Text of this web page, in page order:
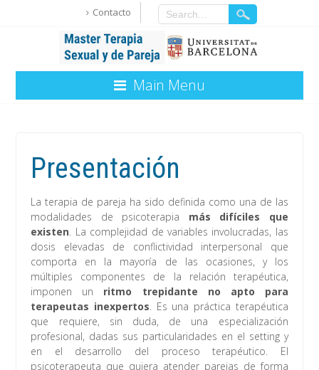
Contacto
Main Menu
Presentación
La terapia de pareja ha sido definida como una de las
modalidades de psicoterapia más difíciles que
existen. La complejidad de variables involucradas, las
dosis elevadas de conflictividad interpersonal que
comporta en la mayoría de las ocasiones, y los
múltiples componentes de la relación terapéutica,
imponen un ritmo trepidante no apto para
terapeutas inexpertos. Es una práctica terapéutica
que requiere, sin duda, de una especialización
profesional, dadas sus particularidades en el setting y
en el desarrollo del proceso terapéutico. El
psicoterapeuta que quiera atender parejas de forma